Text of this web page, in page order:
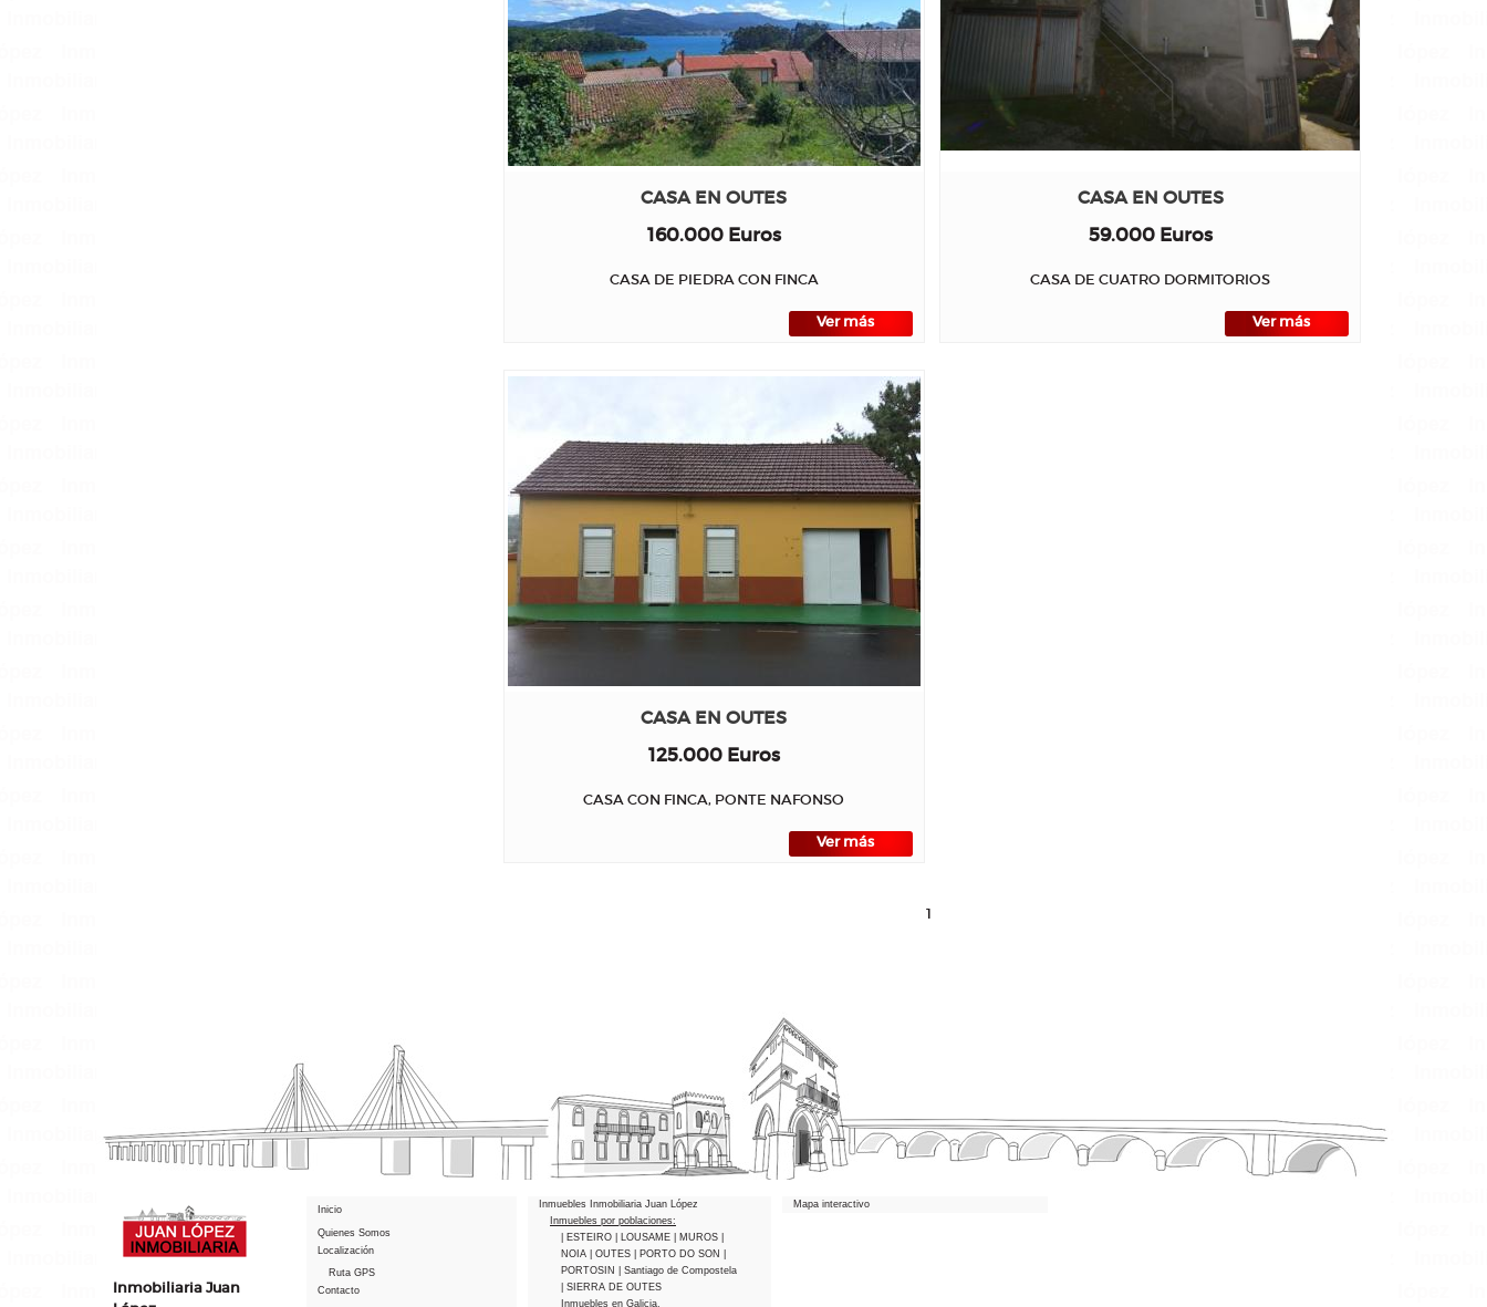
CASA EN OUTES
160.000 Euros
CASA DE PIEDRA CON FINCA
Ver más
CASA EN OUTES
59.000 Euros
CASA DE CUATRO DORMITORIOS
Ver más
CASA EN OUTES
125.000 Euros
CASA CON FINCA, PONTE NAFONSO
Ver más
1
Inmobiliaria Juan
Inicio
Quienes Somos
Localización
Ruta GPS
Contacto
Inmuebles Inmobiliaria Juan López
Inmuebles por poblaciones:
| ESTEIRO
| LOUSAME | MUROS
NOIA
| OUTES | PORTO DO SON
PORTOSIN
| Santiago de Compostela
| SIERRA DE OUTES
Inmuebles en Galicia.
Mapa interactivo